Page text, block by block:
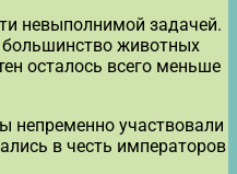
невыполнимой задачей.
большинство животных
осталось всего меньше
непременно участвовали
в честь императоров